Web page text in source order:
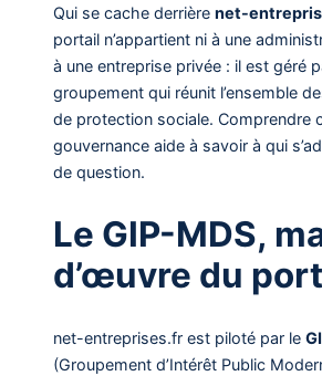
Qui se cache derrière net-
portail n’appartient ni à une
à une entreprise privée : il est géré
groupement qui réunit l’ensemble
de protection sociale. Comprendre
gouvernance aide à savoir à qui
de question.
Le GIP-MDS,
d’œuvre du
net-entreprises.fr est piloté par le
(Groupement d’Intérêt Public